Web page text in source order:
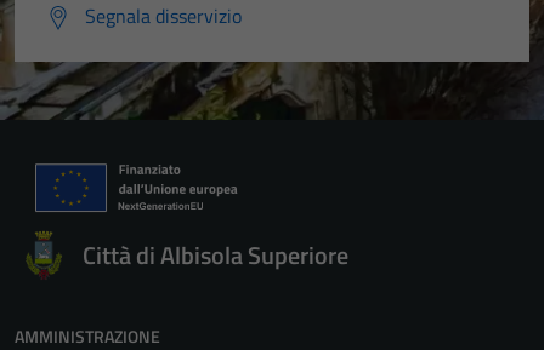
Segnala disservizio
Città di Albisola Superiore
AMMINISTRAZIONE